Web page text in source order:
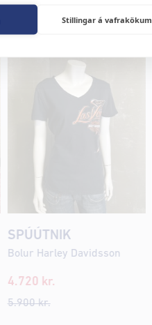
Stillingar á vafrakökum
SPÚÚTNIK
Bolur Harley Davidsson
4.720 kr.
5.900kr.